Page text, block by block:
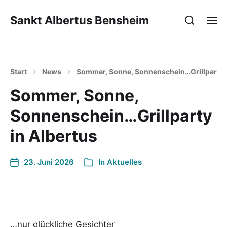
Sankt Albertus Bensheim
Start News Sommer, Sonne, Sonnenschein…Grillparty
Sommer, Sonne,
Sonnenschein…Grillparty
in Albertus
23. Juni 2026 In Aktuelles
…nur glückliche Gesichter